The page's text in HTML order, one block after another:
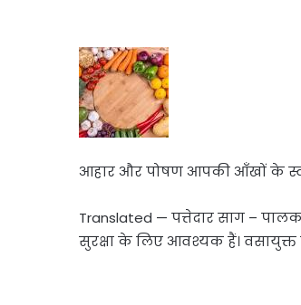
आहार और पोषण आपकी आँखों के
Translated — पत्तेदार साग –
सुरक्षा के लिए आवश्यक हैं।